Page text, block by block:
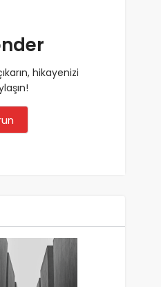
hikayenizi